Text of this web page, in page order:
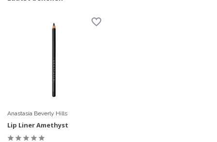
Anastasia Beverly Hills
Lip Liner Amethyst